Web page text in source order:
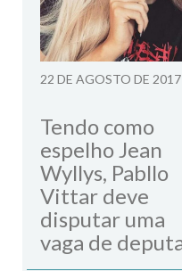
22 DE AGOSTO DE 2017
Tendo como
espelho Jean
Wyllys, Pabllo
Vittar deve
disputar uma
vaga de